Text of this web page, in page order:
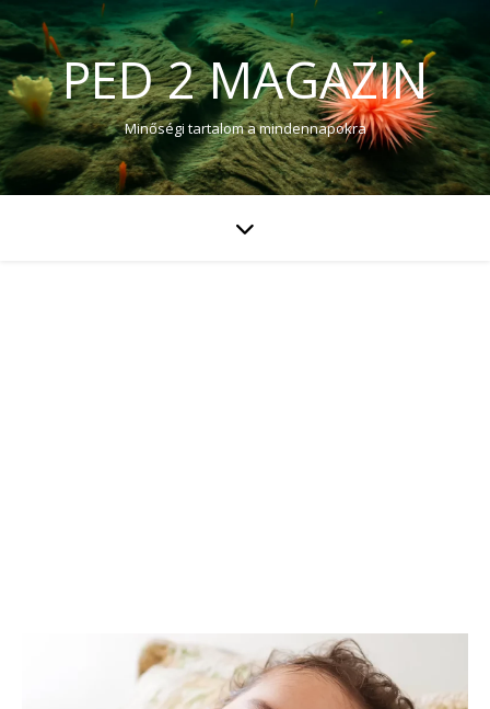
PED 2 MAGAZIN
Minőségi tartalom a mindennapokra